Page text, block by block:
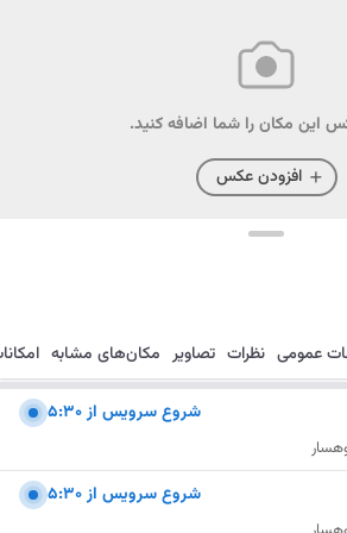
این مکان را شما اضافه کنید.
افزودن عکس
ارسال عمومی نظرات تصاویر مکان‌های مشابه
شروع سرويس از 5:30
شروع سرويس از 5:30